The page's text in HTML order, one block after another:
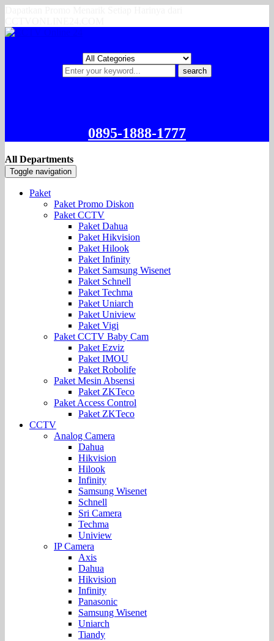
search
0895-1888-1777
All Departments
Toggle navigation
Paket
Paket Promo Diskon
Paket CCTV
Paket Dahua
Paket Hikvision
Paket Hilook
Paket Infinity
Paket Samsung Wisenet
Paket Schnell
Paket Techma
Paket Uniarch
Paket Uniview
Paket Vigi
Paket CCTV Baby Cam
Paket Ezviz
Paket IMOU
Paket Robolife
Paket Mesin Absensi
Paket ZKTeco
Paket Access Control
Paket ZKTeco
CCTV
Analog Camera
Dahua
Hikvision
Hilook
Infinity
Samsung Wisenet
Schnell
Sri Camera
Techma
Uniview
IP Camera
Axis
Dahua
Hikvision
Infinity
Panasonic
Samsung Wisenet
Uniarch
Tiandy